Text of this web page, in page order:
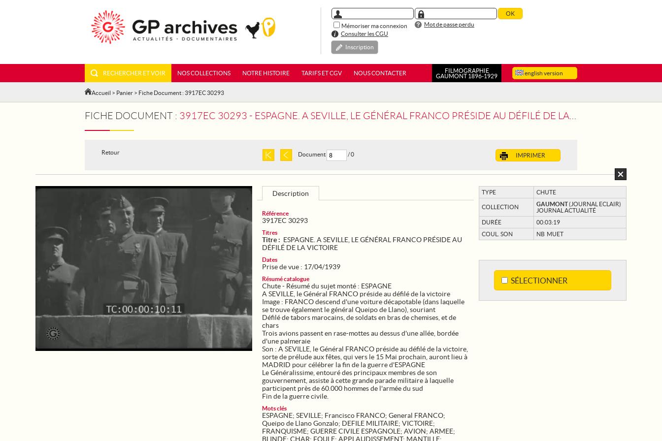
Mémoriser ma connexion
Mot de passe perdu
Consulter les CGU
Inscription
english version
RECHERCHER ET VOIR NOS COLLECTIONS NOTRE HISTOIRE TARIFS ET CGV NOUS CONTACTER
FILMOGRAPHIE
GAUMONT 1896-1929
Accueil > Panier > Fiche Document : 3917EC 30293
FICHE DOCUMENT : 3917EC 30293 - ESPAGNE. A SEVILLE, LE GÉNÉRAL FRANCO PRÉSIDE AU DÉFILÉ DE LA VICTOIRE
Retour IMPRIMER
Document / 0
TYPE CHUTE
COLLECTION GAUMONT(JOURNAL ECLAIR)
JOURNAL ACTUALITÉ
DURÉE
00:03:19
COUL. SON
NB MUET
SÉLECTIONNER
Description
Référence
3917EC 30293
Titres
Titre : ESPAGNE. A SEVILLE, LE GÉNÉRAL FRANCO PRÉSIDE AU
DÉFILÉ DE LA VICTOIRE
Dates
Prise de vue : 17/04/1939
Résumé catalogue
Chute - Résumé du sujet monté : ESPAGNE
A SEVILLE, le Général FRANCO préside au défilé de la victoire
Image : FRANCO descend d'une voiture décapotable (dans laquelle
se trouve également le général Queipo de Llano), souriant
Défilé de tabors marocains, de soldats en bras de chemises, et de
chars
Trois avions passent en rase-mottes au dessus d'une allée, bordée
d'une palmeraie
Son : A SEVILLE, le Général FRANCO préside au défilé de la victoire,
sorte de prélude aux fêtes, qui vers le 15 Mai prochain, auront lieu à
MADRID pour célébrer la fin de la guerre d'ESPAGNE
Le Généralissime, entouré des principaux membres de son
gouvernement, assiste à cette grande parade militaire à laquelle
participent près de 60.000 hommes de l'armée du sud
Fin de la guerre civile.
Mots clés
ESPAGNE; SEVILLE; Francisco FRANCO; General FRANCO;
Queipo de Llano Gonzalo; DEFILE MILITAIRE; VICTOIRE;
FRANQUISME; GUERRE CIVILE ESPAGNOLE; AVION; ARMEE;
BLINDE; CHAR; FOULE; APPLAUDISSEMENT; MANTILLE;